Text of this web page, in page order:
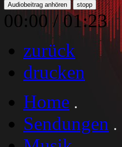
Audiobeitrag anhören stopp
00:00 /01:23
zurück
drucken
Home
Sendungen